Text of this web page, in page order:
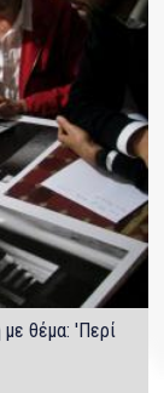
θέμα: 'Περί